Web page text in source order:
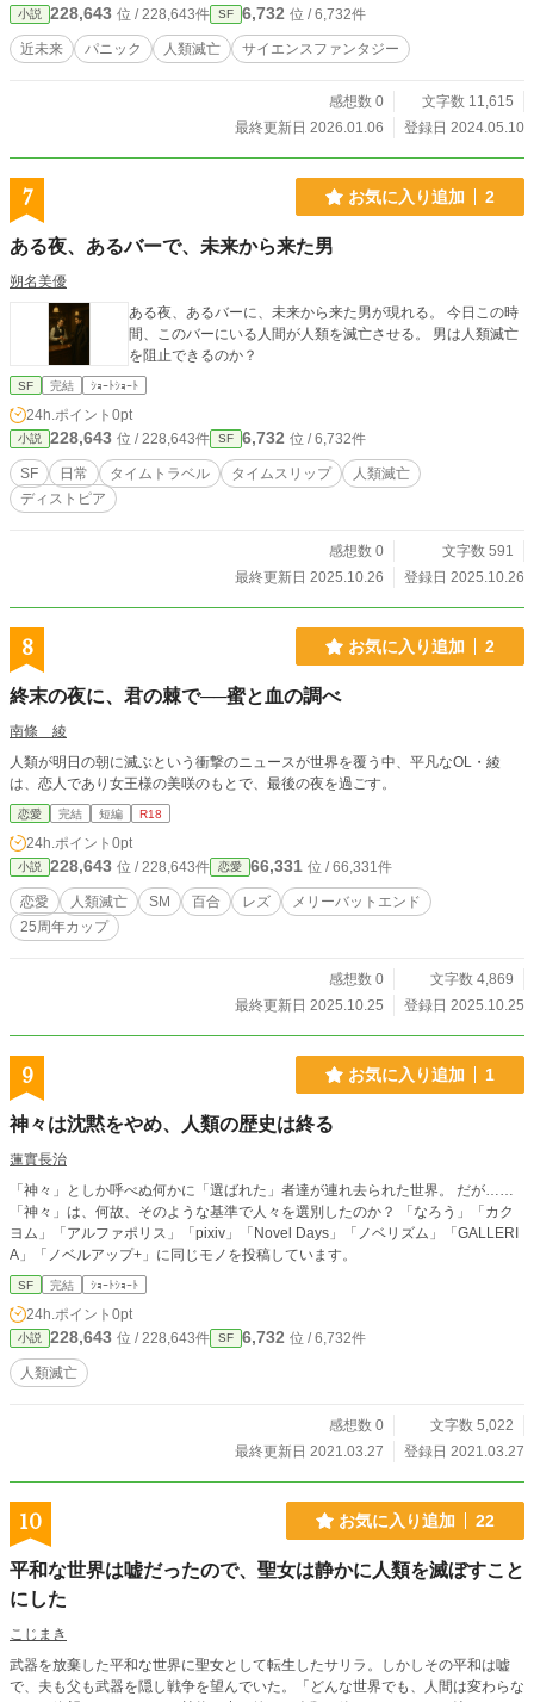
小説 228,643 位 / 228,643件 SF 6,732 位 / 6,732件
近未来 パニック 人類滅亡 サイエンスファンタジー
感想数 0
文字数 11,615
最終更新日 2026.01.06
登録日 2024.05.10
7 お気に入り追加 2
ある夜、あるバーで、未来から来た男
朔名美優
ある夜、あるバーに、未来から来た男が現れる。 今日この時
間、このバーにいる人間が人類を滅亡させる。 男は人類滅亡
を阻止できるのか？
SF 完結 ｼｮｰﾄｼｮｰﾄ
24h.ポイント 0pt
小説 228,643 位 / 228,643件 SF 6,732 位 / 6,732件
SF 日常 タイムトラベル タイムスリップ
人類滅亡
ディストピア
感想数 0
文字数 591
最終更新日 2025.10.26
登録日 2025.10.26
8 お気に入り追加 2
終末の夜に、君の棘で──蜜と血の調べ
南條 綾
人類が明日の朝に滅ぶという衝撃のニュースが世界を覆う中、平凡なOL・綾
は、恋人であり女王様の美咲のもとで、最後の夜を過ごす。
恋愛 完結 短編 R18
24h.ポイント 0pt
小説 228,643 位 / 228,643件 恋愛 66,331 位 / 66,331件
恋愛 人類滅亡 SM 百合 レズ
メリーバットエンド
25周年カップ
感想数 0
文字数 4,869
最終更新日 2025.10.25
登録日 2025.10.25
9 お気に入り追加 1
神々は沈黙をやめ、人類の歴史は終る
蓮實長治
「神々」としか呼べぬ何かに「選ばれた」者達が連れ去られた世界。 だが……
「神々」は、何故、そのような基準で人々を選別したのか？ 「なろう」「カク
ヨム」「アルファポリス」「pixiv」「Novel Days」「ノベリズム」「GALLERI
A」「ノベルアップ+」に同じモノを投稿しています。
SF 完結 ｼｮｰﾄｼｮｰﾄ
24h.ポイント 0pt
小説 228,643 位 / 228,643件 SF 6,732 位 / 6,732件
人類滅亡
感想数 0
文字数 5,022
最終更新日 2021.03.27
登録日 2021.03.27
10 お気に入り追加 22
平和な世界は嘘だったので、聖女は静かに人類を滅ぼすこと
にした
こじまき
武器を放棄した平和な世界に聖女として転生したサリラ。しかしその平和は嘘
で、夫も父も武器を隠し戦争を望んでいた。「どんな世界でも、人間は変わらな